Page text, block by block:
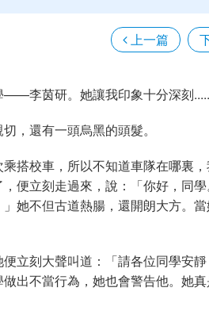
上一篇
——李茵研。她讓我印象十分深刻
，還有一頭烏黑的頭髮。
搭校車，所以不知道車隊在哪裏
便立刻走過來，說：「你好，同
她不但古道熱腸，還開朗大方。
立刻大聲叫道：「請各位同學安
出不當行為，她也會警告他。她